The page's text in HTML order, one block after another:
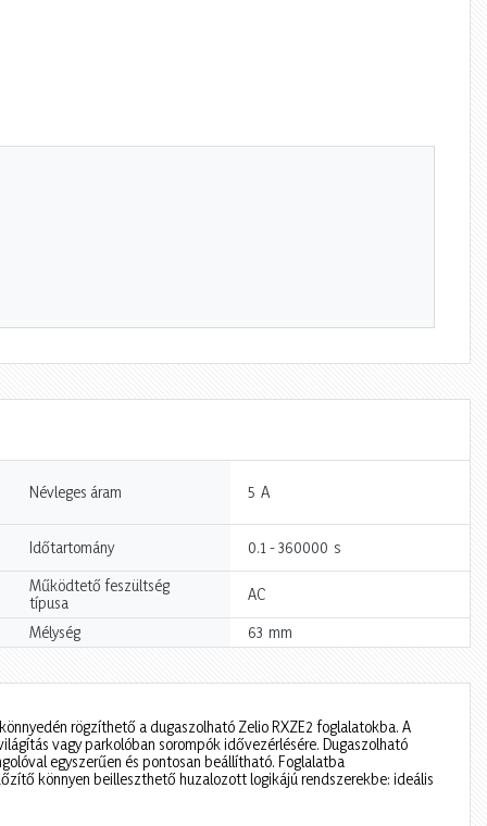
Névleges áram 5 A
Időtartomány 0.1 - 360000 s
Működtető feszültség
típusa
AC
Mélység 63 mm
rögzíthető a dugaszolható Zelio RXZE2 foglalatokba. A
vagy parkolóban sorompók idővezérlésére. Dugaszolható
egyszerűen és pontosan beállítható. Foglalatba
könnyen beilleszthető huzalozott logikájú rendszerekbe: ideális